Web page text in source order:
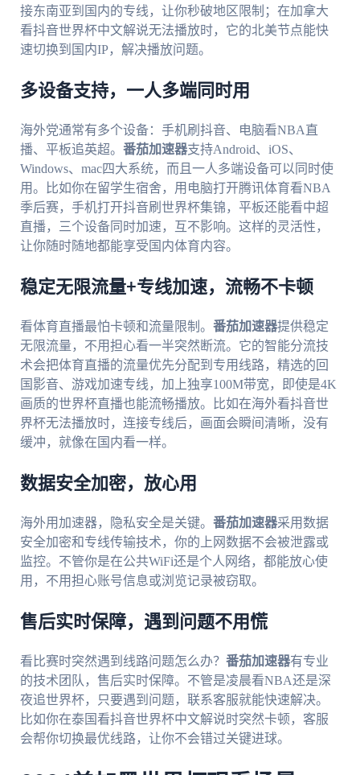
接东南亚到国内的专线，让你秒破地区限制；在加拿大
看抖音世界杯中文解说无法播放时，它的北美节点能快
速切换到国内IP，解决播放问题。
多设备支持，一人多端同时用
海外党通常有多个设备：手机刷抖音、电脑看NBA直
播、平板追英超。 番茄加速器支持Android、iOS、
Windows、mac四大系统，而且一人多端设备可以同时使
用。比如你在留学生宿舍，用电脑打开腾讯体育看NBA
季后赛，手机打开抖音刷世界杯集锦，平板还能看中超
直播，三个设备同时加速，互不影响。这样的灵活性，
让你随时随地都能享受国内体育内容。
稳定无限流量+专线加速，流畅不卡顿
看体育直播最怕卡顿和流量限制。 番茄加速器提供稳定
无限流量，不用担心看一半突然断流。它的智能分流技
术会把体育直播的流量优先分配到专用线路，精选的回
国影音、游戏加速专线，加上独享100M带宽，即使是4K
画质的世界杯直播也能流畅播放。比如在海外看抖音世
界杯无法播放时，连接专线后，画面会瞬间清晰，没有
缓冲，就像在国内看一样。
数据安全加密，放心用
海外用加速器，隐私安全是关键。 番茄加速器采用数据
安全加密和专线传输技术，你的上网数据不会被泄露或
监控。不管你是在公共WiFi还是个人网络，都能放心使
用，不用担心账号信息或浏览记录被窃取。
售后实时保障，遇到问题不用慌
看比赛时突然遇到线路问题怎么办？ 番茄加速器有专业
的技术团队，售后实时保障。不管是凌晨看NBA还是深
夜追世界杯，只要遇到问题，联系客服就能快速解决。
比如你在泰国看抖音世界杯中文解说时突然卡顿，客服
会帮你切换最优线路，让你不会错过关键进球。